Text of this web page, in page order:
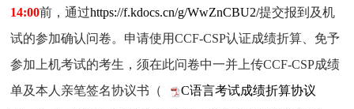
14:00前，通过https://f.kdocs.cn/g/WwZnCBU2/提交报到及机
试的参加确认问卷。 申请使用CCF-CSP认证成绩折算、免予
参加上机考试的考生，须在此问卷中一并上传CCF-CSP成绩
单及本人亲笔签名协议书（
C语言考试成绩折算协议